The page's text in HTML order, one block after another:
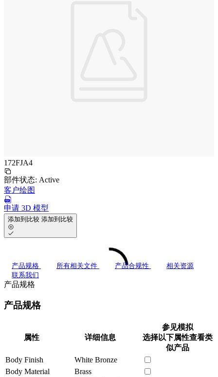
172FJA4
部件状态: Active
客户绘图
申请 3D 模型
添加到比较 添加到比较
产品规格 所有相关文件 产品合规性
相关资源
联系我们
产品规格
产品规格
属性 详细信息
参见模拟
选择以下属性查看类
似产品
Body Finish
White Bronze
Body Material
Brass